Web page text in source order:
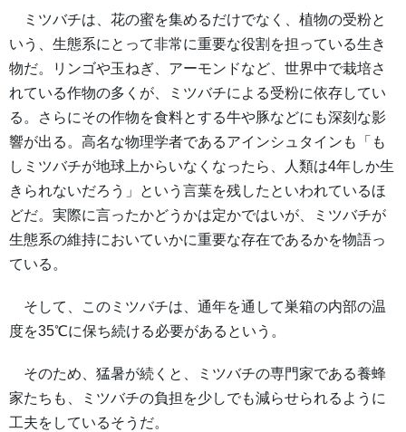
ミツバチは、花の蜜を集めるだけでなく、植物の受粉と
いう、生態系にとって非常に重要な役割を担っている生き
物だ。リンゴや玉ねぎ、アーモンドなど、世界中で栽培さ
れている作物の多くが、ミツバチによる受粉に依存してい
る。さらにその作物を食料とする牛や豚などにも深刻な影
響が出る。高名な物理学者であるアインシュタインも「も
しミツバチが地球上からいなくなったら、人類は4年しか生
きられないだろう」という言葉を残したといわれているほ
どだ。実際に言ったかどうかは定かではいが、ミツバチが
生態系の維持においていかに重要な存在であるかを物語っ
ている。
そして、このミツバチは、通年を通して巣箱の内部の温
度を35℃に保ち続ける必要があるという。
そのため、猛暑が続くと、ミツバチの専門家である養蜂
家たちも、ミツバチの負担を少しでも減らせられるように
工夫をしているそうだ。